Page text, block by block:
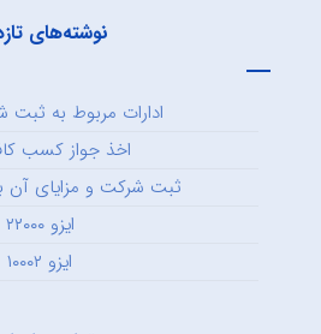
نوشته‌های
ادارات مربوط به ثبت
اخذ جواز کسب
ثبت شرکت و مزایای آن
ایزو ۲۲۰۰۰
ایزو ۱۰۰۰۲